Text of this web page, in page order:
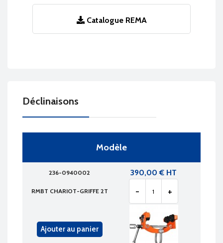
Catalogue REMA
Déclinaisons
Modèle
236-0940002
RMBT CHARIOT-GRIFFE 2T
390,00 € HT
- +
Ajouter au panier